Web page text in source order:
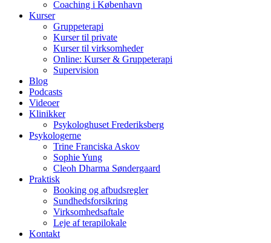
Coaching i København
Kurser
Gruppeterapi
Kurser til private
Kurser til virksomheder
Online: Kurser & Gruppeterapi
Supervision
Blog
Podcasts
Videoer
Klinikker
Psykologhuset Frederiksberg
Psykologerne
Trine Franciska Askov
Sophie Yung
Cleoh Dharma Søndergaard
Praktisk
Booking og afbudsregler
Sundhedsforsikring
Virksomhedsaftale
Leje af terapilokale
Kontakt